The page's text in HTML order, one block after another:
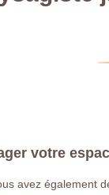
votre
avez